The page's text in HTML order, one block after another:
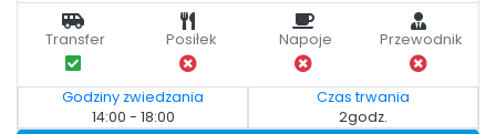
Transfer Posiłek Napoje Przewodnik
Godziny zwiedzania
14:00 - 18:00
Czas trwania
2godz.